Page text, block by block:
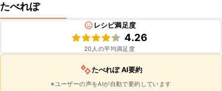
たべれぽ
レシピ満足度
4.26
20 人の平均満足度
たべれぽ AI要約
※ユーザーの声をAIが自動で要約しています